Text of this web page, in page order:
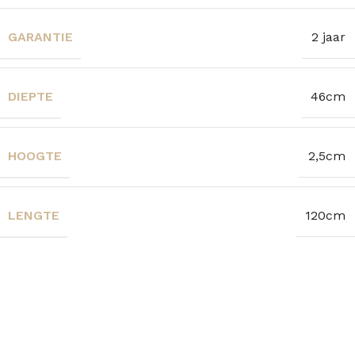
GARANTIE 2 jaar
DIEPTE 46cm
HOOGTE 2,5cm
LENGTE 120cm